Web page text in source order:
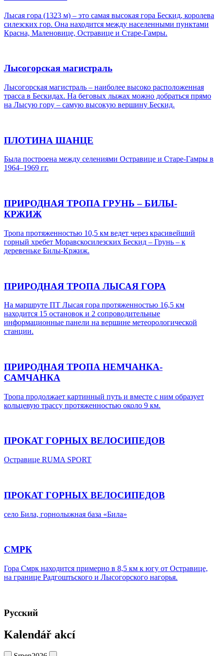
Лысая гора (1323 м) – это самая высокая гора Бескид, королева
силезских гор. Она находится между населенными пунктами
Красна, Маленовице, Остравице и Старе-Гамры.
Лысогорская магистраль
Лысогорская магистраль – наиболее высоко расположенная
трасса в Бескидах. На беговых лыжах можно добраться прямо
на Лысую гору – самую высокую вершину Бескид.
ПЛОТИНА ШАНЦЕ
Была построена между селениями Остравице и Старе-Гамры в
1964–1969 гг.
ПРИРОДНАЯ ТРОПА ГРУНЬ – БИЛЫ-
КРЖИЖ
Тропа протяженностью 10,5 км ведет через красивейший
горный хребет Моравскосилезских Бескид – Грунь – к
деревеньке Билы-Кржиж.
ПРИРОДНАЯ ТРОПА ЛЫСАЯ ГОРА
На маршруте ПТ Лысая гора протяженностью 16,5 км
находится 15 остановок и 2 сопроводительные
информационные панели на вершине метеорологической
станции.
ПРИРОДНАЯ ТРОПА НЕМЧАНКА-
САМЧАНКА
Тропа продолжает картинный путь и вместе с ним образует
кольцевую трассу протяженностью около 9 км.
ПРОКАТ ГОРНЫХ ВЕЛОСИПЕДОВ
Остравице RUMA SPORT
ПРОКАТ ГОРНЫХ ВЕЛОСИПЕДОВ
село Била, горнолыжная база «Била»
СМРК
Гора Смрк находится примерно в 8,5 км к югу от Остравице,
на границе Радгоштьского и Лысогорского нагорья.
Pусский
Kalendář akcí